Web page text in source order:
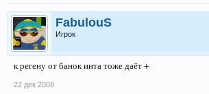
FabulouS
Игрок
к регену от банок инта тоже даёт +
22 дек 2008